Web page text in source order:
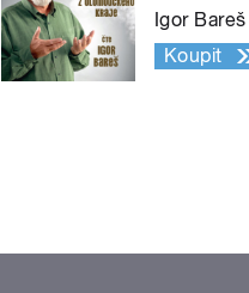
Igor Bareš
Koupit